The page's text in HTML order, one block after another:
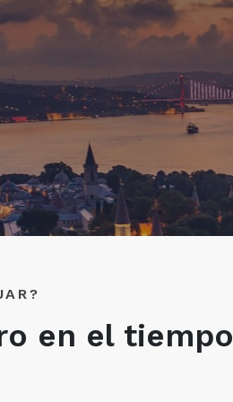
en el tiempo